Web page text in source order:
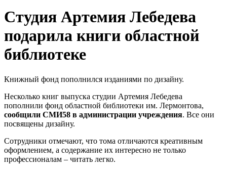
Студия Артемия Лебедева
подарила книги областной
библиотеке
Книжный фонд пополнился изданиями по дизайну.
Несколько книг выпуска студии Артемия Лебедева
пополнили фонд областной библиотеки им. Лермонтова,
сообщили СМИ58 в администрации учреждения. Все они
посвящены дизайну.
Сотрудники отмечают, что тома отличаются креативным
оформлением, а содержание их интересно не только
профессионалам – читать легко.